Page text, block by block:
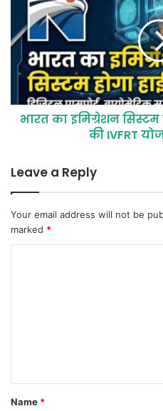
भारत का इमिग्रेशन सिस्टम
की IVFRT
Leave a Reply
Your email address will not be
marked *
t
*
Name *